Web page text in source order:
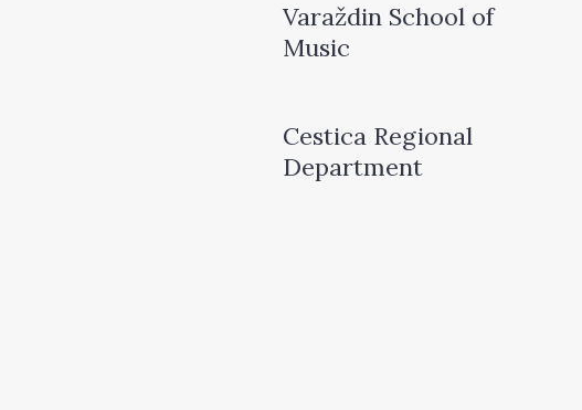
Varaždin School of
Music
Cestica Regional
Department